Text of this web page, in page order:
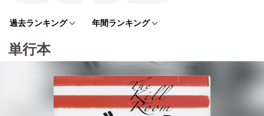
過去ランキング 年間ランキング
単行本